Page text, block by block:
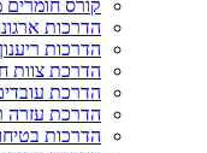
קורס חומרים
הדרכות
הדרכות
הדרכת צוות
הדרכת
הדרכת עזרה
הדרכות